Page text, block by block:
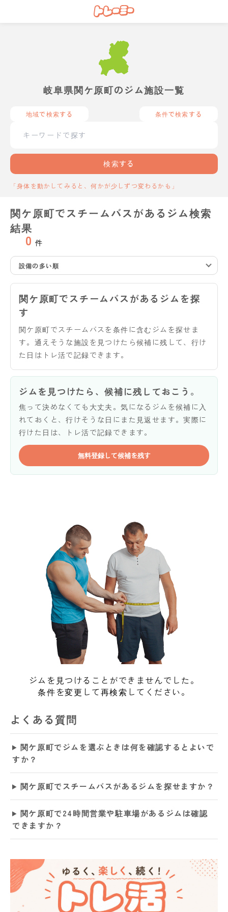
岐阜県関ケ原町のジム施設一覧
地域で検索する 条件で検索する
検索する
「身体を動かしてみると、何かが少しずつ変わるかも」
関ケ原町でスチームバスがあるジム検索
結果
0 件
設備の多い順
関ケ原町でスチームバスがあるジムを探
す
関ケ原町でスチームバスを条件に含むジムを探せま
す。通えそうな施設を見つけたら候補に残して、行け
た日はトレ活で記録できます。
ジムを見つけたら、候補に残しておこう。
焦って決めなくても大丈夫。気になるジムを候補に入
れておくと、行けそうな日にまた見返せます。実際に
行けた日は、トレ活で記録できます。
無料登録して候補を残す
ジムを見つけることができませんでした。
条件を変更して再検索してください。
よくある質問
関ケ原町でジムを選ぶときは何を確認するとよいで
すか？
関ケ原町でスチームバスがあるジムを探せますか？
関ケ原町で24時間営業や駐車場があるジムは確認
できますか？